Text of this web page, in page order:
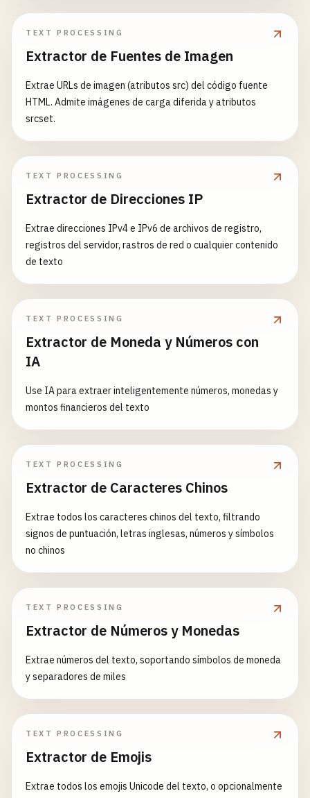
TEXT PROCESSING
Extractor de Fuentes de Imagen
Extrae URLs de imagen (atributos src) del código fuente
HTML. Admite imágenes de carga diferida y atributos
srcset.
TEXT PROCESSING
Extractor de Direcciones IP
Extrae direcciones IPv4 e IPv6 de archivos de registro,
registros del servidor, rastros de red o cualquier contenido
de texto
TEXT PROCESSING
Extractor de Moneda y Números con
IA
Use IA para extraer inteligentemente números, monedas y
montos financieros del texto
TEXT PROCESSING
Extractor de Caracteres Chinos
Extrae todos los caracteres chinos del texto, filtrando
signos de puntuación, letras inglesas, números y símbolos
no chinos
TEXT PROCESSING
Extractor de Números y Monedas
Extrae números del texto, soportando símbolos de moneda
y separadores de miles
TEXT PROCESSING
Extractor de Emojis
Extrae todos los emojis Unicode del texto, o opcionalmente